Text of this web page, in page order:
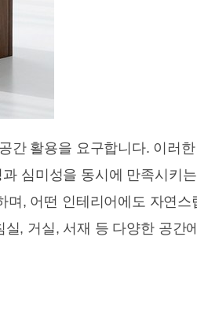
활용을 요구합니다. 이러
심미성을 동시에 만족시키
, 어떤 인테리어에도 자연스
, 거실, 서재 등 다양한 공간